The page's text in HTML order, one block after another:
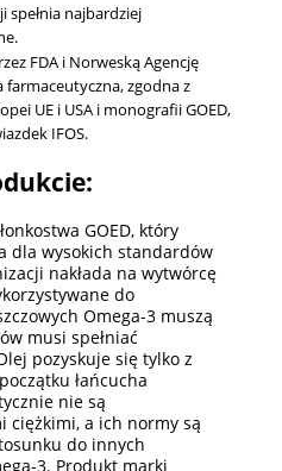
najbardziej
FDA i Norweską Agencję
farmaceutyczna, zgodna z
UE i USA i monografii GOED,
IFOS.
GOED, który
dla wysokich standardów
nakłada na wytwórcę
do
Omega-3 muszą
musi spełniać
pozyskuje się tylko z
łańcucha
nie są
ciężkimi, a ich normy są
do innych
3. Produkt marki